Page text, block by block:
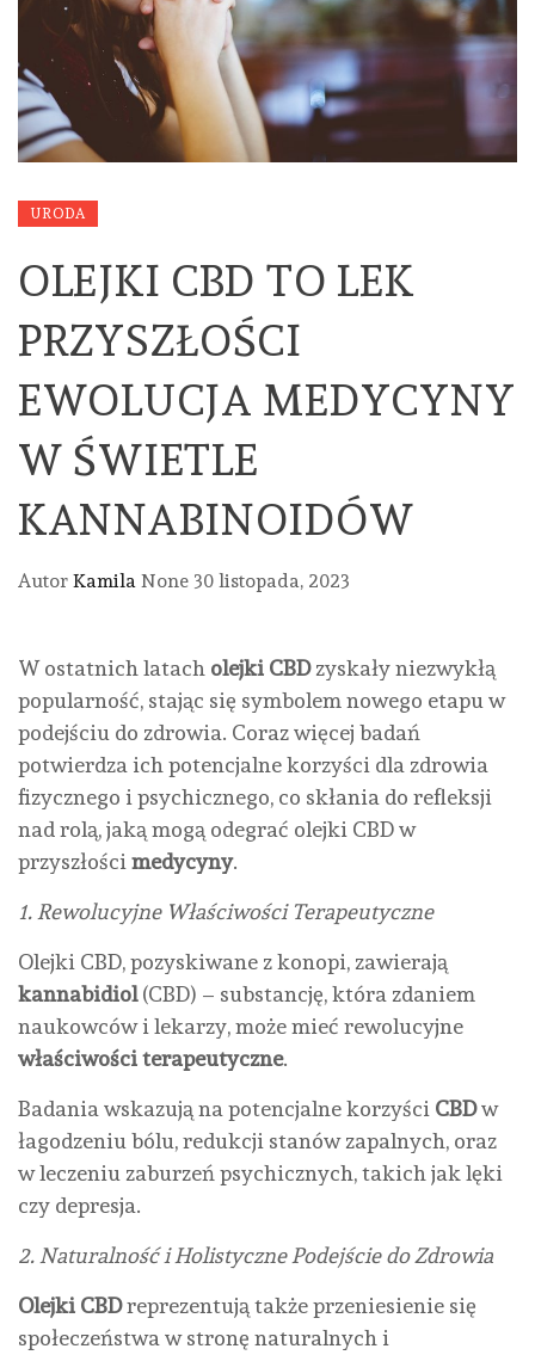
URODA
OLEJKI CBD TO LEK
PRZYSZŁOŚCI
EWOLUCJA MEDYCYNY
W ŚWIETLE
KANNABINOIDÓW
Autor Kamila None 30 listopada, 2023
W ostatnich latach olejki CBDzyskały niezwykłą
popularność, stając się symbolem nowego etapu w
podejściu do zdrowia. Coraz więcej badań
potwierdza ich potencjalne korzyści dla zdrowia
fizycznego i psychicznego, co skłania do refleksji
nad rolą, jaką mogą odegrać olejki CBD w
przyszłości medycyny.
1. Rewolucyjne Właściwości Terapeutyczne
Olejki CBD, pozyskiwane z konopi, zawierają
kannabidiol(CBD) – substancję, która zdaniem
naukowców i lekarzy, może mieć rewolucyjne
właściwości terapeutyczne.
Badania wskazują na potencjalne korzyści CBDw
łagodzeniu bólu, redukcji stanów zapalnych, oraz
w leczeniu zaburzeń psychicznych, takich jak lęki
czy depresja.
2. Naturalność i Holistyczne Podejście do Zdrowia
Olejki CBDreprezentują także przeniesienie się
społeczeństwa w stronę naturalnych i